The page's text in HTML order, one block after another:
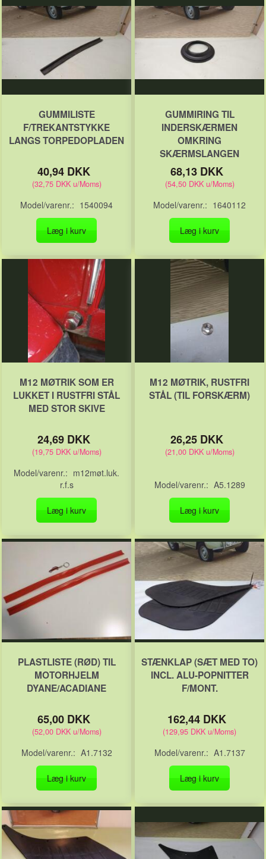
GUMMILISTE
F/TREKANTSTYKKE
LANGS TORPEDOPLADEN
40,94 DKK
(32,75 DKKu/Moms)
Model/varenr.: 1540094
Læg i kurv
GUMMIRING TIL
INDERSKÆRMEN
OMKRING
SKÆRMSLANGEN
68,13 DKK
(54,50 DKKu/Moms)
Model/varenr.: 1640112
Læg i kurv
M12 MØTRIK SOM ER
LUKKET I RUSTFRI STÅL
MED STOR SKIVE
24,69 DKK
(19,75 DKKu/Moms)
Model/varenr.: m12møt.luk.
r.f.s
Læg i kurv
M12 MØTRIK, RUSTFRI
STÅL (TIL FORSKÆRM)
26,25 DKK
(21,00 DKKu/Moms)
Model/varenr.: A5.1289
Læg i kurv
PLASTLISTE (RØD) TIL
MOTORHJELM
DYANE/ACADIANE
65,00 DKK
(52,00 DKKu/Moms)
Model/varenr.: A1.7132
Læg i kurv
STÆNKLAP (SÆT MED TO)
INCL. ALU-POPNITTER
F/MONT.
162,44 DKK
(129,95 DKK u/Moms)
Model/varenr.: A1.7137
Læg i kurv